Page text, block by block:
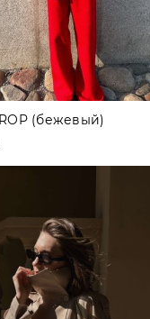
(бежевый)